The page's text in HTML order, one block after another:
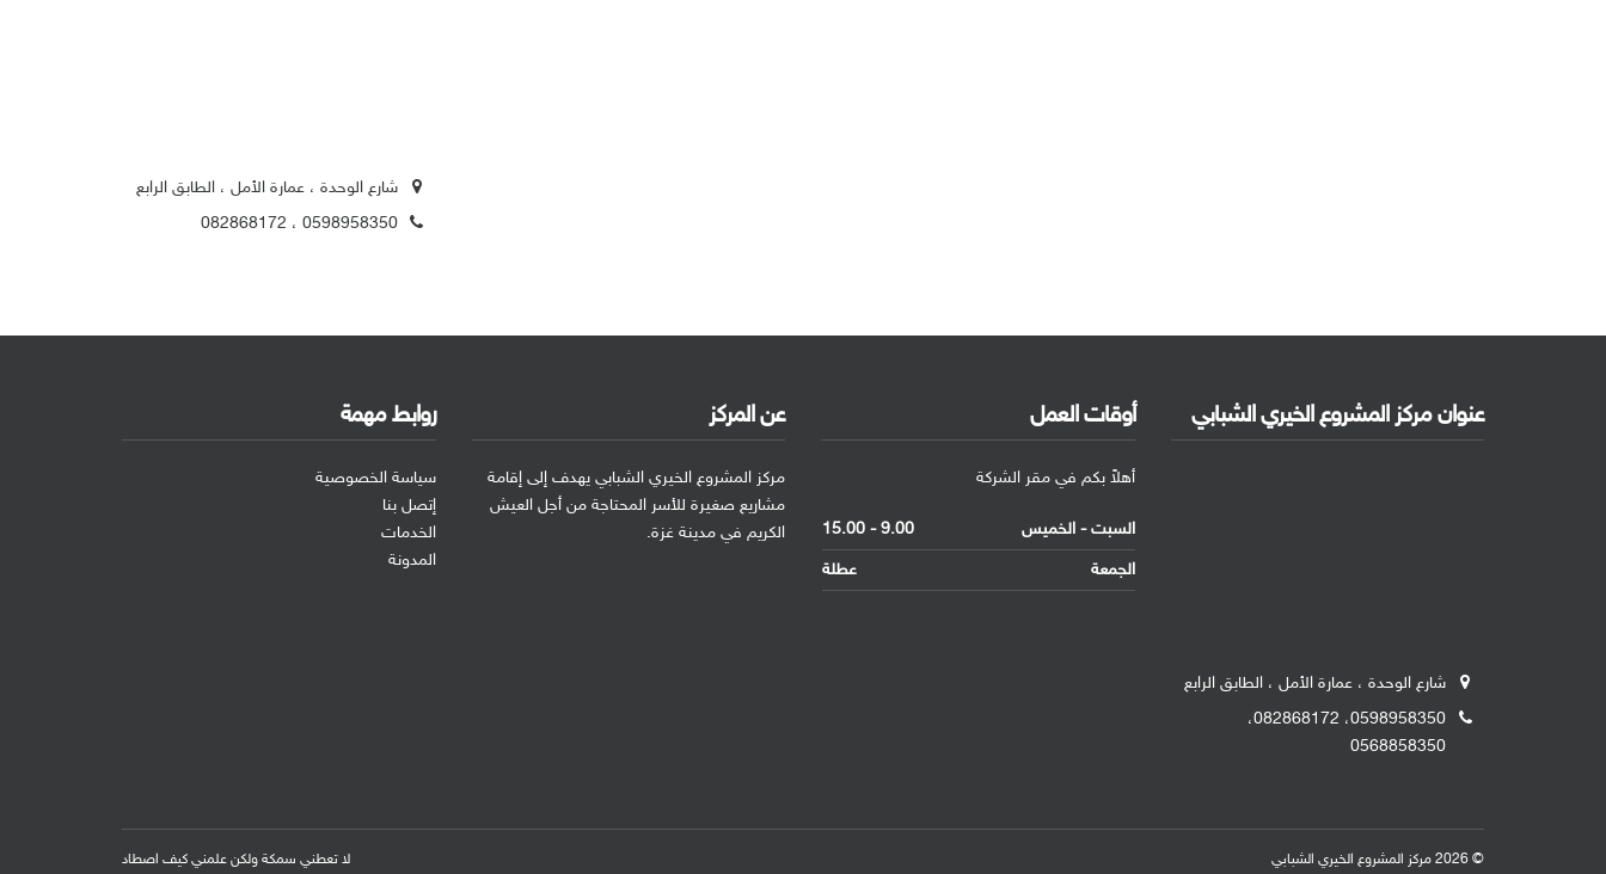
شارع الوحدة ، عمارة الأمل ، الطابق الرابع
0598958350 ، 082868172
عنوان مركز المشروع الخيري الشبابي
شارع الوحدة ، عمارة الأمل ، الطابق الرابع
0598958350، 082868172،
0568858350
أوقات العمل
أهلاً بكم في مقر الشركة
السبت - الخميس
9.00 - 15.00
الجمعة
عطلة
عن المركز
مركز المشروع الخيري الشبابي يهدف إلى إقامة
مشاريع صغيرة للأسر المحتاجة من أجل العيش
الكريم في مدينة غزة.
روابط مهمة
سياسة الخصوصية
إتصل بنا
الخدمات
المدونة
© 2026 مركز المشروع الخيري الشبابي لا تعطني سمكة ولكن علمني كيف اصطاد